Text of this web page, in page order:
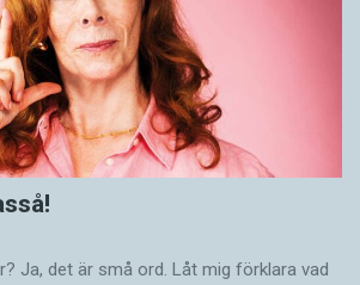
Ja, det är små ord. Låt mig förklara vad